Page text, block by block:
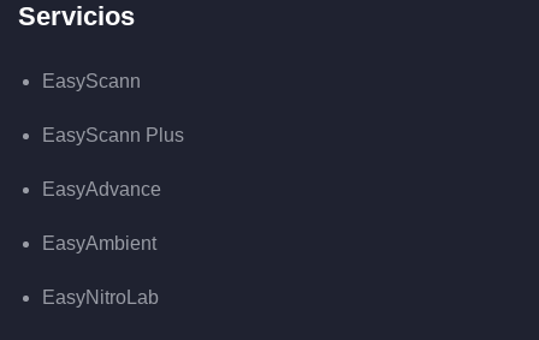
Servicios
EasyScann
EasyScann Plus
EasyAdvance
EasyAmbient
EasyNitroLab